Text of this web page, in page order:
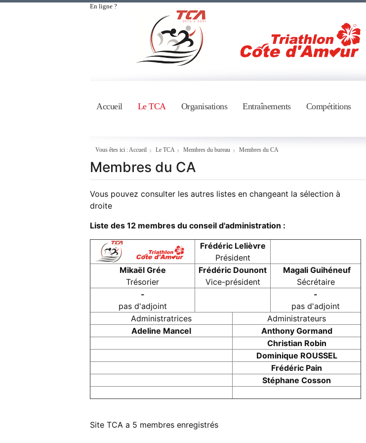
En ligne ?
Accueil Le TCA Organisations Entraînements Compétitions
Vous êtes ici : Accueil Le TCA Membres du bureau Membres du CA
Membres du CA
Vous pouvez consulter les autres listes en changeant la sélection à
droite
Liste des 12 membres du conseil d'administration :
Frédéric Lelièvre
Président
Mikaël Grée
Trésorier
Frédéric Dounont
Vice-président
Magali Guihéneuf
Sécrétaire
-
pas d'adjoint
-
pas d'adjoint
Administratrices
Administrateurs
Adeline Mancel
Anthony Gormand
Christian Robin
Dominique ROUSSEL
Frédéric Pain
Stéphane Cosson
Site TCA a 5 membres enregistrés